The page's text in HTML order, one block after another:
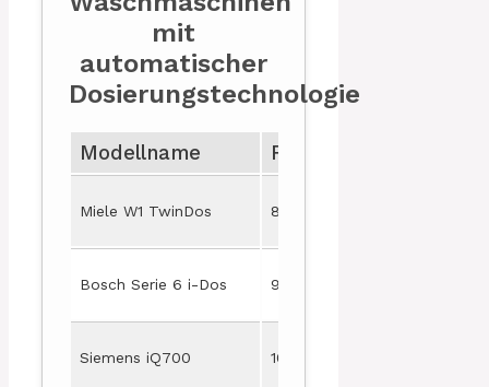
mit
automatischer
Dosierungstechnologie
Modellname Fassungsvermögen
Miele W1 TwinDos 8 kg
Bosch Serie 6 i-Dos 9 kg
Siemens iQ700 10 kg